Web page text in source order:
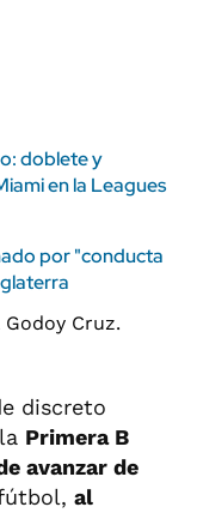
doblete y
en la Leagues
por "conducta
discreto
Primera B
avanzar de
al